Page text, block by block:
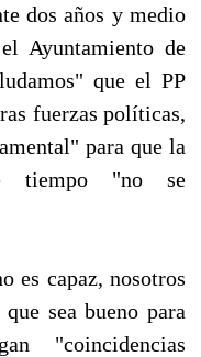
dos años y medio
Ayuntamiento de
que el PP
fuerzas políticas,
para que la
tiempo "no se
es capaz, nosotros
sea bueno para
"coincidencias